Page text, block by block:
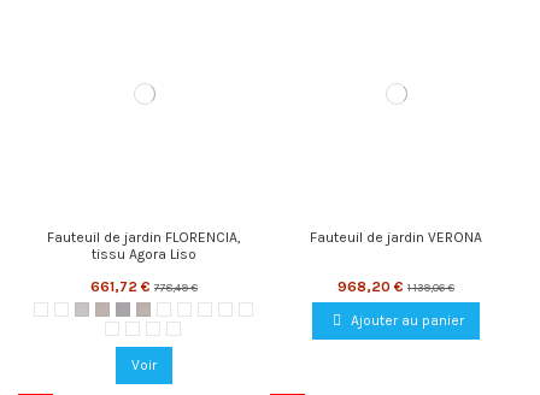
Fauteuil de jardin FLORENCIA,
tissu Agora Liso
661,72 € 778,49 €
701 Blanco
702 Marfil
703 Silver
704 Marmol
705 Piedra
706 Sand
707 Brote
708 Integral
709 Oliva
710 Mostaza
711 Avena
712 Scarlet
713 Glacier
714 Acqua
715 Gris
Voir
Fauteuil de jardin VERONA
968,20 € 1 139,06 €
Ajouter au panier